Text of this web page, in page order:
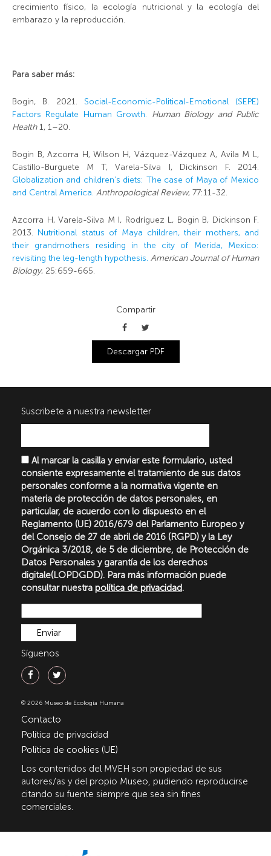
crecimiento físico, la ecología nutricional y la ecología del
embarazo y la reproducción.
Para saber más:
Bogin, B. 2021. Social-Economic-Political-Emotional (SEPE)
Factors Regulate Human Growth. Human Biology and Public
Health1, 1–20.
Bogin B, Azcorra H, Wilson H, Vázquez-Vázquez A, Avila M L,
Castillo-Burguete M T, Varela-Silva I, Dickinson F. 2014.
Globalization and children’s diets: The case of Maya of Mexico
and Central America. Anthropological Review, 77:11-32.
Azcorra H, Varela-Silva M I, Rodríguez L, Bogin B, Dickinson F.
2013. Nutritional status of Maya children, their mothers, and
their grandmothers residing in the city of Merida, Mexico:
revisiting the leg-length hypothesis. American Journal of Human
Biology, 25:659-665.
Compartir
Descargar PDF
Suscribete a nuestra newsletter
Al marcar la casilla y enviar este formulario, usted
consiente expresamente el tratamiento de sus datos
personales conforme a la normativa vigente en
materia de protección de datos personales, en
particular, de acuerdo con lo dispuesto en el
Reglamento (UE) 2016/679 del Parlamento Europeo y
del Consejo de 27 de abril de 2016 (RGPD) y la Ley
Orgánica 3/2018, de 5 de diciembre, de Protección de
Datos Personales y garantía de los derechos
digitale(LOPDGDD). Para más información puede
consultar nuestra política de privacidad.
Síguenos
© 2026 Museo de Ecología Humana
Contacto
Política de privacidad
Política de cookies (UE)
Los contenidos del MVEH son propiedad de sus
autores/as y del propio Museo, pudiendo reproducirse
citando su fuente siempre que sea sin fines
comerciales.